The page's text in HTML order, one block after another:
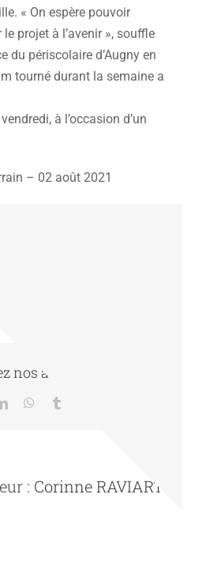
« On espère pouvoir
projet à l’avenir », souffle
du périscolaire d’Augny en
tourné durant la semaine a
à l’occasion d’un
– 02 août 2021
nos actualités
LinkedInWhatsApp
: Corinne RAVIART